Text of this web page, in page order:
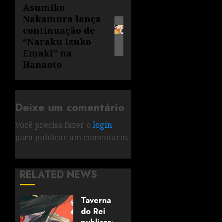
Asumiko
Nakamura lança
continuação de
“Naraku Izuko
Emaki” na
Hanaoto
Deixe um comentário
Você precisa fazer o login
para publicar um comentário.
RELATED NEWS
Taverna
do Rei